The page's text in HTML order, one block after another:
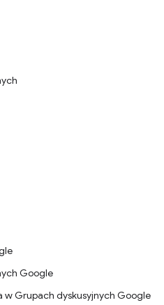
Google
w Grupach dyskusyjnych Google